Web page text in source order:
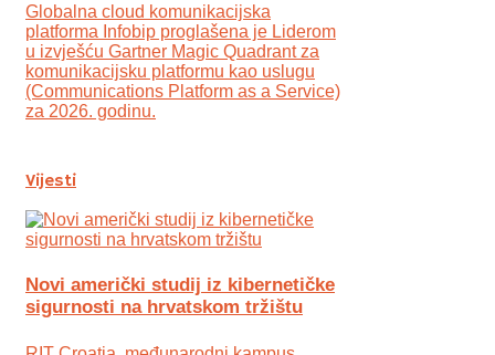
Globalna cloud komunikacijska
platforma Infobip proglašena je Liderom
u izvješću Gartner Magic Quadrant za
komunikacijsku platformu kao uslugu
(Communications Platform as a Service)
za 2026. godinu.
Vijesti
Novi američki studij iz kibernetičke
sigurnosti na hrvatskom tržištu